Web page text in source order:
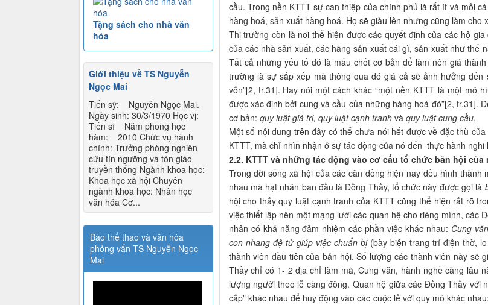
cầu. Trong nền KTTT sự can thiệp của chính phủ là rất ít và mỗi
hàng hoá, sản xuất hàng hoá. Họ sẽ giàu lên nhưng cũng làm
Thị trường còn là nơi thể hiện được các quyết định của các hộ
của các nhà sản xuất, các hãng sản xuất cái gì, sản xuất như thế
Tất cả những yếu tố đó là mấu chốt cơ bản để làm nên giá
trường là sự sắp xếp mà thông qua đó giá cả sẽ ảnh hưởng
vốn”[2, tr.31]. Hay nói một cách khác “một nền KTTT là một
được xác định bởi cung và cầu của những hàng hoá đó”[2, tr.31].
cơ bản: quy luật giá trị, quy luật cạnh tranh vàquy luật cung cầu.
Một số nội dung trên đây có thể chưa nói hết được về đặc thù
KTTT, mà chỉ nhìn nhận ở sự tác động của nó đến thực hành nghi
2.2. KTTT và những tác động vào cơ cấu tổ chức bản hội
Trong đời sống xã hội của các căn đồng hiện nay đều hình
nhau mà hạt nhân ban đầu là Đồng Thầy, tổ chức này được gọi là
hội cho thấy quy luật cạnh tranh của KTTT cũng thể hiện rất rõ
việc thiết lập nên một mạng lưới các quan hệ cho riêng mình,
nhân có khả năng đảm nhiệm các phần việc khác nhau: Cung văn
con nhang đệ tử giúp việc chuẩn bị (bày biện trang trí điện thờ,
thành viên đầu tiên của bản hội. Số lượng các thành viên này
Thầy chỉ có 1- 2 địa chỉ làm mã, Cung văn, hành nghề càng lâu
lượng người theo lễ càng đông. Quan hệ giữa các Đồng Thầy với
cấp” khác nhau để huy động vào các cuộc lễ với quy mô khác
Tặng sách cho nhà văn
hóa
Giới thiệu về TS Nguyễn
Ngọc Mai
Tiến sỹ: Nguyễn Ngọc Mai.
Ngày sinh: 30/3/1970 Học vị:
Tiến sĩ Năm phong học
hàm: 2010 Chức vụ hành
chính: Trưởng phòng nghiên
cứu tín ngưỡng và tôn giáo
truyền thống Ngành khoa học:
Khoa học xã hội Chuyên
ngành khoa học: Nhân học
văn hóa Cơ...
Báo thể thao và văn hóa
phỏng vấn TS Nguyễn Ngọc
Mai